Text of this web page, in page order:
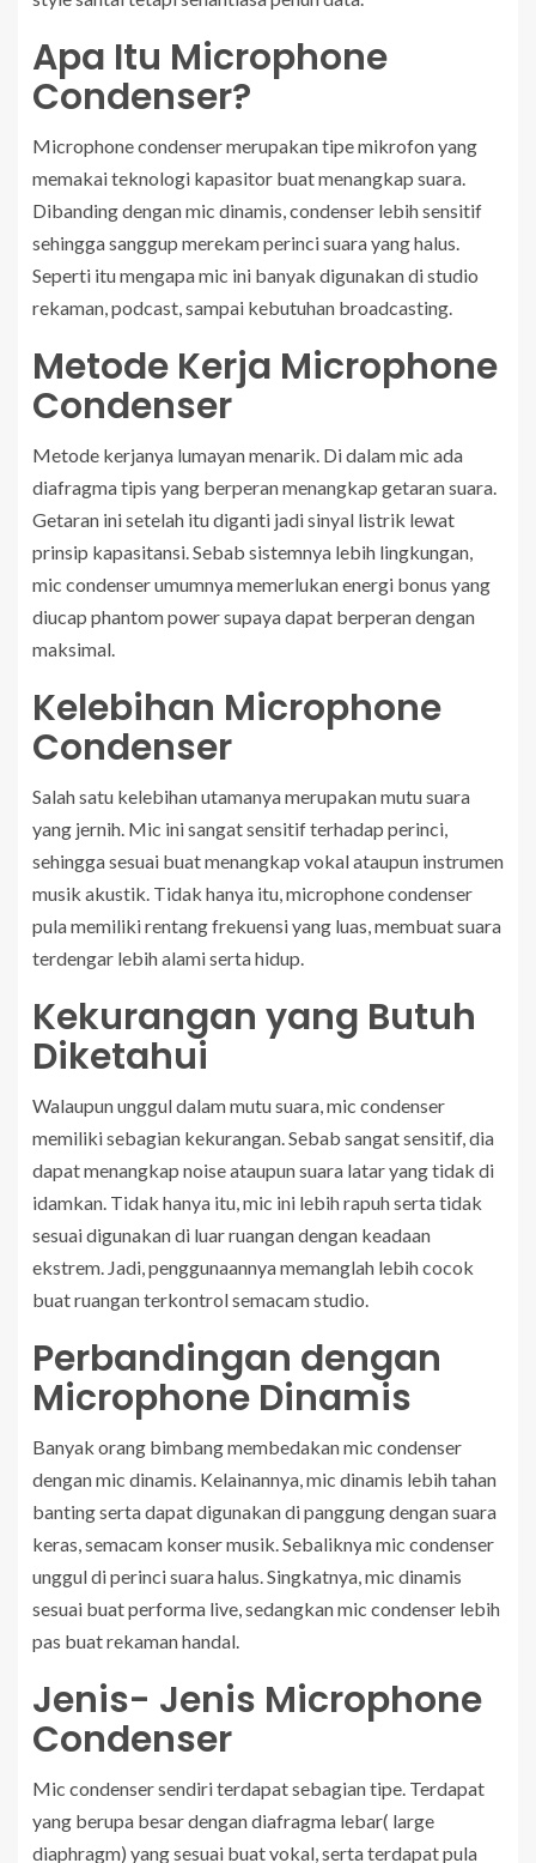
Apa Itu Microphone
Condenser?
Microphone condenser merupakan tipe mikrofon yang
memakai teknologi kapasitor buat menangkap suara.
Dibanding dengan mic dinamis, condenser lebih sensitif
sehingga sanggup merekam perinci suara yang halus.
Seperti itu mengapa mic ini banyak digunakan di studio
rekaman, podcast, sampai kebutuhan broadcasting.
Metode Kerja Microphone
Condenser
Metode kerjanya lumayan menarik. Di dalam mic ada
diafragma tipis yang berperan menangkap getaran suara.
Getaran ini setelah itu diganti jadi sinyal listrik lewat
prinsip kapasitansi. Sebab sistemnya lebih lingkungan,
mic condenser umumnya memerlukan energi bonus yang
diucap phantom power supaya dapat berperan dengan
maksimal.
Kelebihan Microphone
Condenser
Salah satu kelebihan utamanya merupakan mutu suara
yang jernih. Mic ini sangat sensitif terhadap perinci,
sehingga sesuai buat menangkap vokal ataupun instrumen
musik akustik. Tidak hanya itu, microphone condenser
pula memiliki rentang frekuensi yang luas, membuat suara
terdengar lebih alami serta hidup.
Kekurangan yang Butuh
Diketahui
Walaupun unggul dalam mutu suara, mic condenser
memiliki sebagian kekurangan. Sebab sangat sensitif, dia
dapat menangkap noise ataupun suara latar yang tidak di
idamkan. Tidak hanya itu, mic ini lebih rapuh serta tidak
sesuai digunakan di luar ruangan dengan keadaan
ekstrem. Jadi, penggunaannya memanglah lebih cocok
buat ruangan terkontrol semacam studio.
Perbandingan dengan
Microphone Dinamis
Banyak orang bimbang membedakan mic condenser
dengan mic dinamis. Kelainannya, mic dinamis lebih tahan
banting serta dapat digunakan di panggung dengan suara
keras, semacam konser musik. Sebaliknya mic condenser
unggul di perinci suara halus. Singkatnya, mic dinamis
sesuai buat performa live, sedangkan mic condenser lebih
pas buat rekaman handal.
Jenis- Jenis Microphone
Condenser
Mic condenser sendiri terdapat sebagian tipe. Terdapat
yang berupa besar dengan diafragma lebar( large
diaphragm) yang sesuai buat vokal, serta terdapat pula